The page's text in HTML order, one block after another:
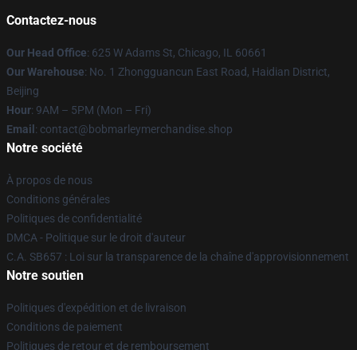
Contactez-nous
Our Head Office: 625 W Adams St, Chicago, IL 60661
Our Warehouse: No. 1 Zhongguancun East Road, Haidian District,
Beijing
Hour: 9AM – 5PM (Mon – Fri)
Email : contact@bobmarleymerchandise.shop
Notre société
À propos de nous
Conditions générales
Politiques de confidentialité
DMCA - Politique sur le droit d'auteur
C.A. SB657 : Loi sur la transparence de la chaîne d'approvisionnement
Notre soutien
Politiques d'expédition et de livraison
Conditions de paiement
Politiques de retour et de remboursement